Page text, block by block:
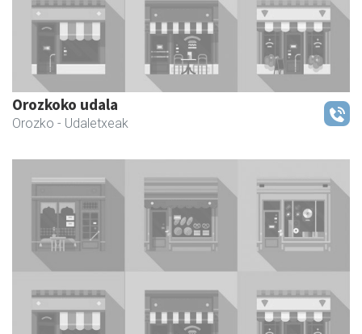
Orozkoko udala
Orozko - Udaletxeak